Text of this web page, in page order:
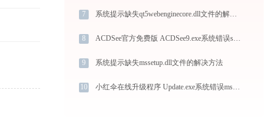
7 系统提示缺失qt5webenginecore.dll文件的解决方法
8 ACDSee官方免费版 ACDSee9.exe系统错误shellintmgr31.dll丢失如何解决
9 系统提示缺失mssetup.dll文件的解决方法
10 小红伞在线升级程序 Update.exe系统错误msvcp140.dll丢失如何解决